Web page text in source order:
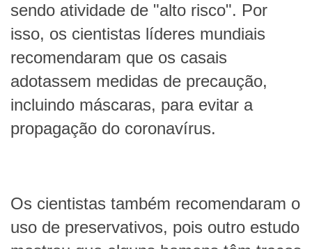
sendo atividade de "alto risco". Por
isso, os cientistas líderes mundiais
recomendaram que os casais
adotassem medidas de precaução,
incluindo máscaras, para evitar a
propagação do coronavírus.
Os cientistas também recomendaram o
uso de preservativos, pois outro estudo